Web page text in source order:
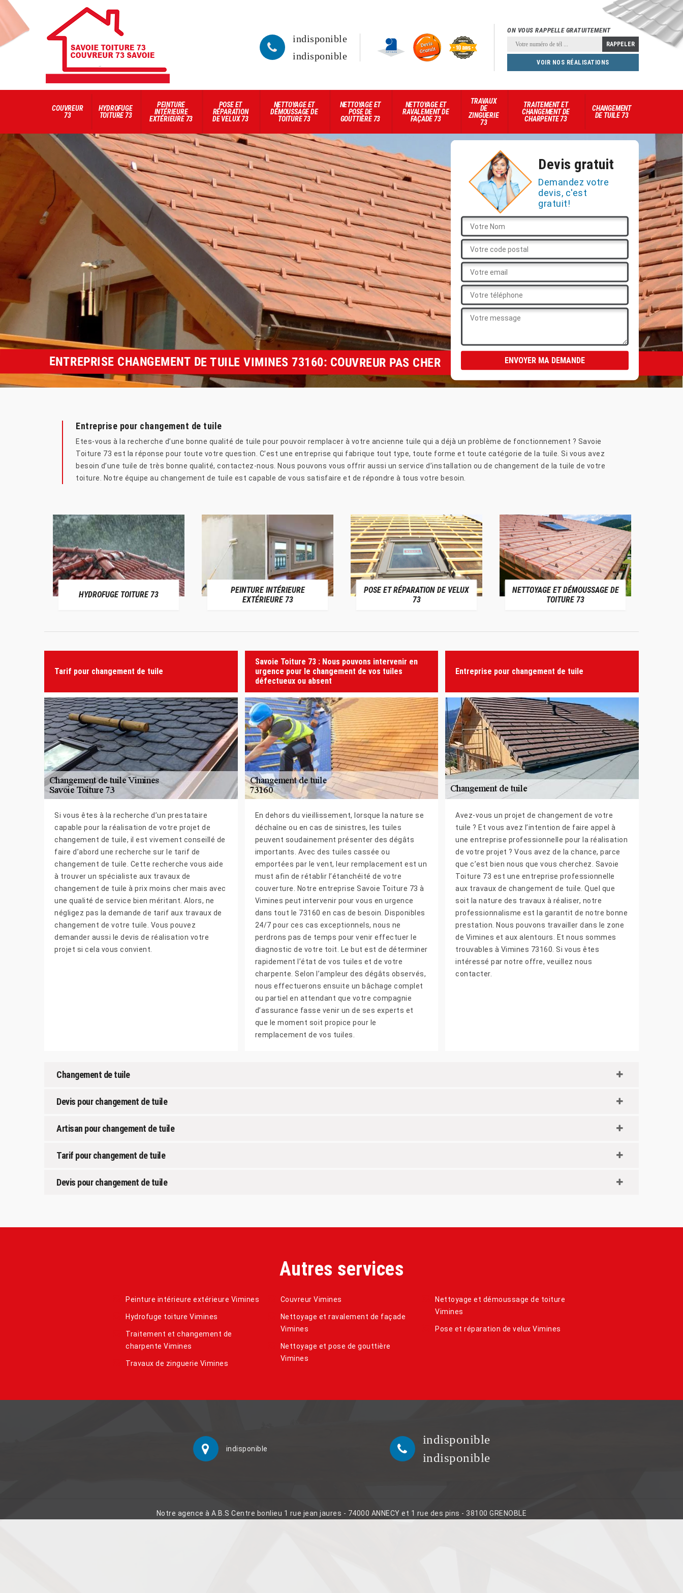
indisponible
indisponible
ON VOUS RAPPELLE GRATUITEMENT
VOIR NOS RÉALISATIONS
COUVREUR
73
HYDROFUGE
TOITURE 73
PEINTURE
INTÉRIEURE
EXTÉRIEURE 73
POSE ET
RÉPARATION
DE VELUX 73
NETTOYAGE ET
DÉMOUSSAGE DE
TOITURE 73
NETTOYAGE ET
POSE DE
GOUTTIÈRE 73
NETTOYAGE ET
RAVALEMENT DE
FAÇADE 73
TRAVAUX
DE
ZINGUERIE
73
TRAITEMENT ET
CHANGEMENT DE
CHARPENTE 73
CHANGEMENT
DE TUILE 73
Devis gratuit
Demandez votre
devis, c'est
gratuit!
ENTREPRISE CHANGEMENT DE TUILE VIMINES 73160: COUVREUR PAS CHER
Entreprise pour changement de tuile
Etes-vous à la recherche d’une bonne qualité de tuile pour pouvoir remplacer à votre ancienne tuile qui a déjà un problème de fonctionnement ? Savoie
Toiture 73 est la réponse pour toute votre question. C’est une entreprise qui fabrique tout type, toute forme et toute catégorie de la tuile. Si vous avez
besoin d’une tuile de très bonne qualité, contactez-nous. Nous pouvons vous offrir aussi un service d’installation ou de changement de la tuile de votre
toiture. Notre équipe au changement de tuile est capable de vous satisfaire et de répondre à tous votre besoin.
HYDROFUGE TOITURE 73
PEINTURE INTÉRIEURE
EXTÉRIEURE 73
POSE ET RÉPARATION DE VELUX
73
NETTOYAGE ET DÉMOUSSAGE DE
TOITURE 73
Tarif pour changement de tuile
Si vous êtes à la recherche d’un prestataire
capable pour la réalisation de votre projet de
changement de tuile, il est vivement conseillé de
faire d’abord une recherche sur le tarif de
changement de tuile. Cette recherche vous aide
à trouver un spécialiste aux travaux de
changement de tuile à prix moins cher mais avec
une qualité de service bien méritant. Alors, ne
négligez pas la demande de tarif aux travaux de
changement de votre tuile. Vous pouvez
demander aussi le devis de réalisation votre
projet si cela vous convient.
Savoie Toiture 73 : Nous pouvons intervenir en
urgence pour le changement de vos tuiles
défectueux ou absent
En dehors du vieillissement, lorsque la nature se
déchaîne ou en cas de sinistres, les tuiles
peuvent soudainement présenter des dégâts
importants. Avec des tuiles cassée ou
emportées par le vent, leur remplacement est un
must afin de rétablir l’étanchéité de votre
couverture. Notre entreprise Savoie Toiture 73 à
Vimines peut intervenir pour vous en urgence
dans tout le 73160 en cas de besoin. Disponibles
24/7 pour ces cas exceptionnels, nous ne
perdrons pas de temps pour venir effectuer le
diagnostic de votre toit. Le but est de déterminer
rapidement l’état de vos tuiles et de votre
charpente. Selon l’ampleur des dégâts observés,
nous effectuerons ensuite un bâchage complet
ou partiel en attendant que votre compagnie
d’assurance fasse venir un de ses experts et
que le moment soit propice pour le
remplacement de vos tuiles.
Entreprise pour changement de tuile
Avez-vous un projet de changement de votre
tuile ? Et vous avez l’intention de faire appel à
une entreprise professionnelle pour la réalisation
de votre projet ? Vous avez de la chance, parce
que c’est bien nous que vous cherchez. Savoie
Toiture 73 est une entreprise professionnelle
aux travaux de changement de tuile. Quel que
soit la nature des travaux à réaliser, notre
professionnalisme est la garantit de notre bonne
prestation. Nous pouvons travailler dans le zone
de Vimines et aux alentours. Et nous sommes
trouvables à Vimines 73160. Si vous êtes
intéressé par notre offre, veuillez nous
contacter.
Changement de tuile
Devis pour changement de tuile
Artisan pour changement de tuile
Tarif pour changement de tuile
Devis pour changement de tuile
Autres services
Peinture intérieure extérieure Vimines
Hydrofuge toiture Vimines
Traitement et changement de
charpente Vimines
Travaux de zinguerie Vimines
Couvreur Vimines
Nettoyage et ravalement de façade
Vimines
Nettoyage et pose de gouttière
Vimines
Nettoyage et démoussage de toiture
Vimines
Pose et réparation de velux Vimines
indisponible
indisponible
indisponible
Notre agence à A.B.S Centre bonlieu 1 rue jean jaures - 74000 ANNECY et 1 rue des pins - 38100 GRENOBLE